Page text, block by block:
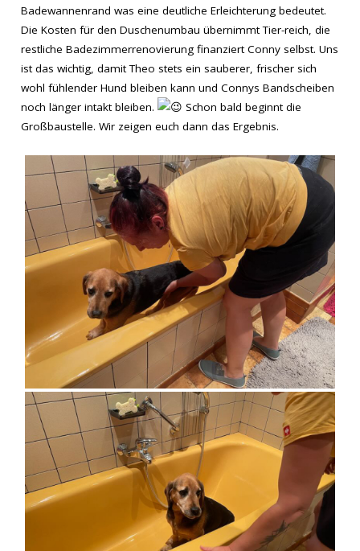
Badewannenrand was eine deutliche Erleichterung bedeutet.
Die Kosten für den Duschenumbau übernimmt Tier-reich, die
restliche Badezimmerrenovierung finanziert Conny selbst. Uns
ist das wichtig, damit Theo stets ein sauberer, frischer sich
wohl fühlender Hund bleiben kann und Connys Bandscheiben
noch länger intakt bleiben.
Schon bald beginnt die
Großbaustelle. Wir zeigen euch dann das Ergebnis.